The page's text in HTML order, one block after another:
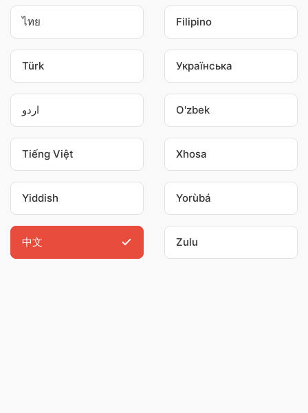
ไทย Filipino
Türk Українська
اردو O'zbek
Tiếng Việt Xhosa
Yiddish Yorùbá
中文 Zulu